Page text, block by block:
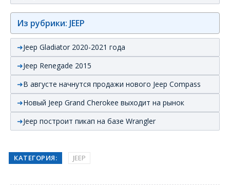
Из рубрики: JEEP
Jeep Gladiator 2020-2021 года
Jeep Renegade 2015
В августе начнутся продажи нового Jeep Compass
Новый Jeep Grand Cherokee выходит на рынок
Jeep построит пикап на базе Wrangler
КАТЕГОРИЯ: JEEP